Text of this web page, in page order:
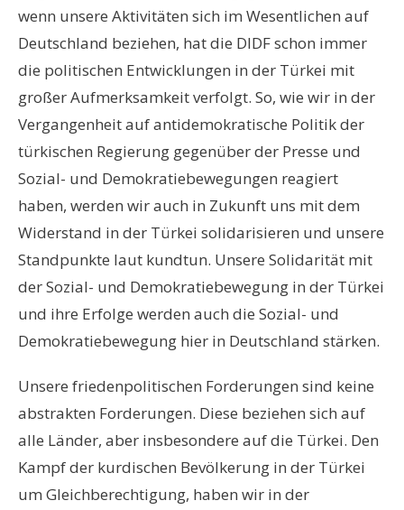
wenn unsere Aktivitäten sich im Wesentlichen auf
Deutschland beziehen, hat die DIDF schon immer
die politischen Entwicklungen in der Türkei mit
großer Aufmerksamkeit verfolgt. So, wie wir in der
Vergangenheit auf antidemokratische Politik der
türkischen Regierung gegenüber der Presse und
Sozial- und Demokratiebewegungen reagiert
haben, werden wir auch in Zukunft uns mit dem
Widerstand in der Türkei solidarisieren und unsere
Standpunkte laut kundtun. Unsere Solidarität mit
der Sozial- und Demokratiebewegung in der Türkei
und ihre Erfolge werden auch die Sozial- und
Demokratiebewegung hier in Deutschland stärken.
Unsere friedenpolitischen Forderungen sind keine
abstrakten Forderungen. Diese beziehen sich auf
alle Länder, aber insbesondere auf die Türkei. Den
Kampf der kurdischen Bevölkerung in der Türkei
um Gleichberechtigung, haben wir in der